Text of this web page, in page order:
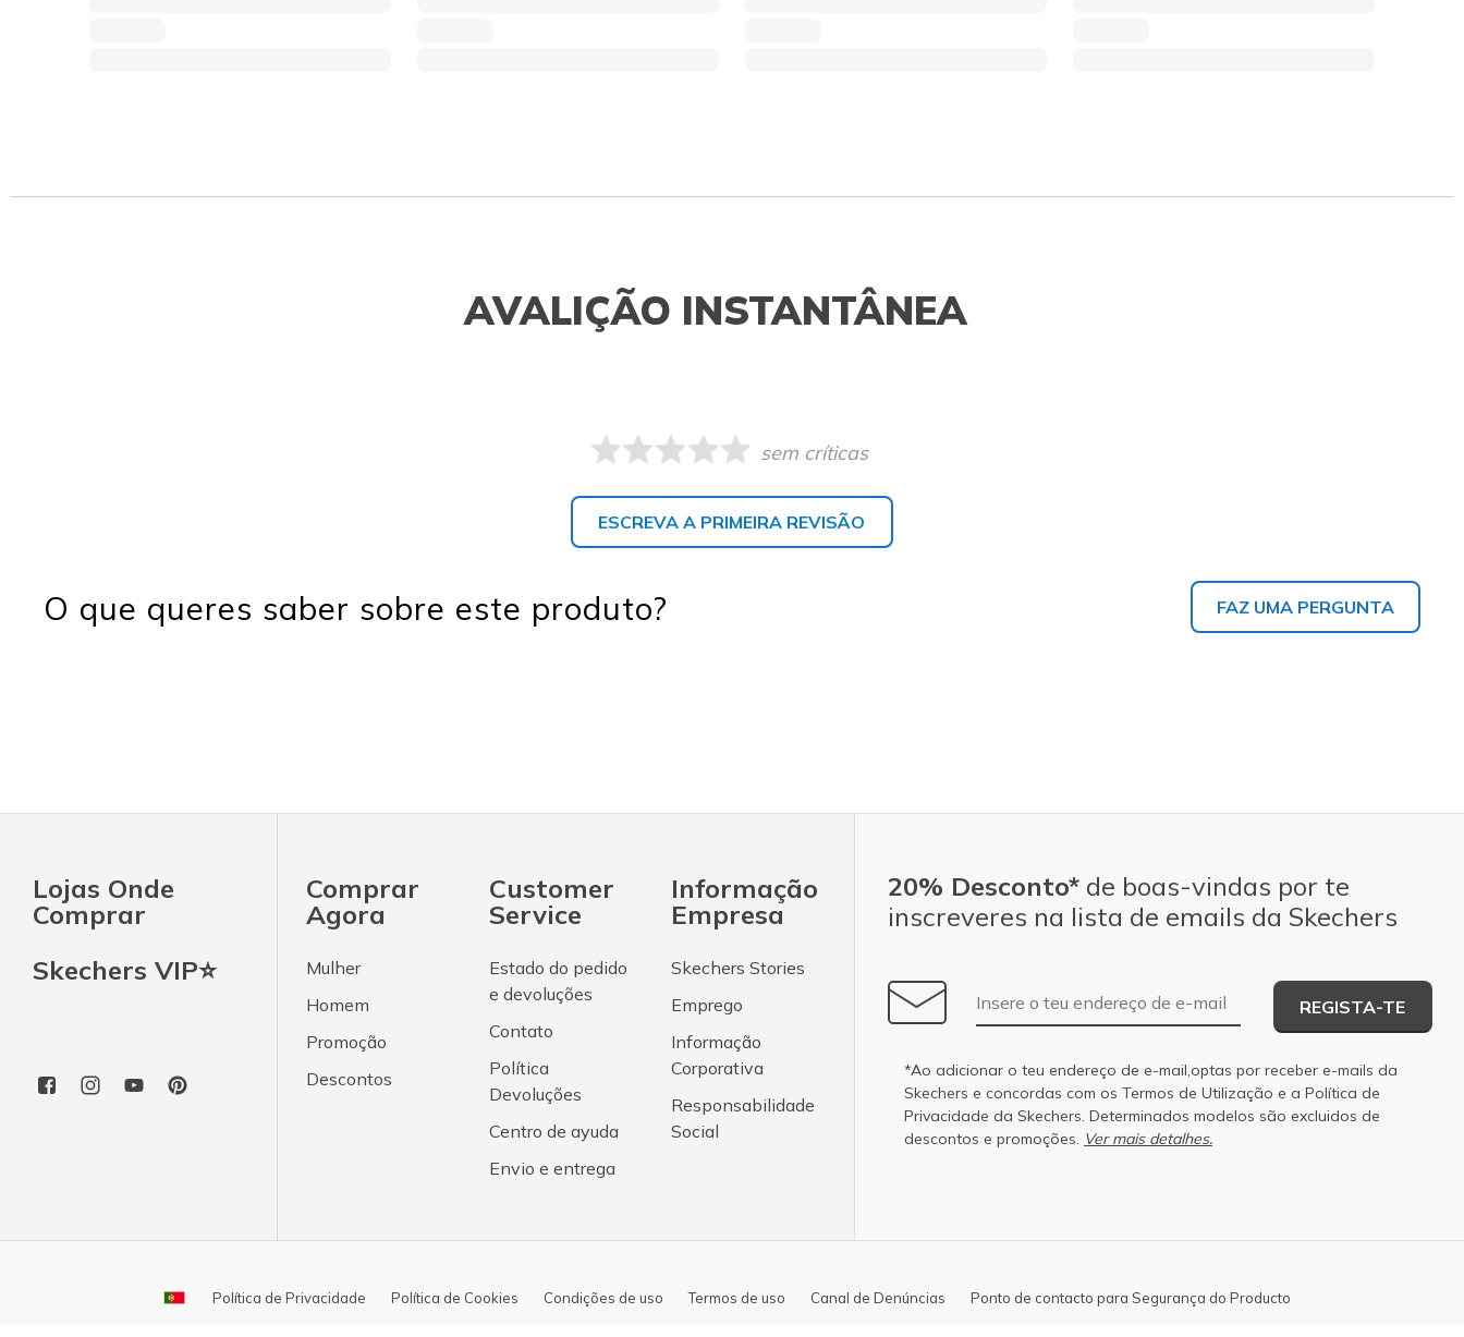
AVALIÇÃO INSTANTÂNEA
sem críticas
ESCREVA A PRIMEIRA REVISÃO
O que queres saber sobre este produto? FAZ UMA PERGUNTA
Lojas Onde
Comprar
Skechers VIP⭐
Comprar
Agora
Mulher
Homem
Promoção
Descontos
Customer
Service
Estado do pedido
e devoluções
Contato
Política
Devoluções
Centro de ayuda
Envio e entrega
Informação
Empresa
Skechers Stories
Emprego
Informação
Corporativa
Responsabilidade
Social
20% Desconto* de boas-vindas por te
inscreveres na lista de emails da Skechers
Endereço de e-mail
REGISTA-TE
*Ao adicionar o teu endereço de e-mail,optas por receber e-mails da
Skechers e concordas com os Termos de Utilização e a Política de
Privacidade da Skechers. Determinados modelos são excluidos de
descontos e promoções. Ver mais detalhes.
Política de Privacidade Política de Cookies Condições de uso Termos de uso Canal de Denúncias Ponto de contacto para Segurança do Producto